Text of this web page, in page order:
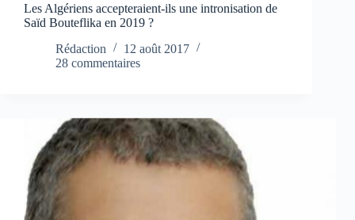
Les Algériens accepteraient-ils une intronisation de
Saïd Bouteflika en 2019 ?
Rédaction
12 août 2017
28 commentaires